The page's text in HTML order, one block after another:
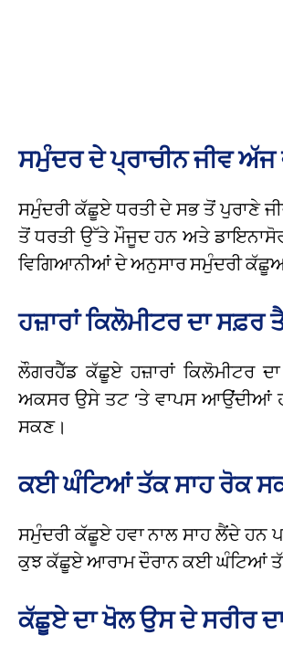
ਸਮੁੰਦਰ ਦੇ ਪ੍ਰਾਚੀਨ ਜੀਵ ਅੱਜ
ਸਮੁੰਦਰੀ ਕੱਛੂਏ ਧਰਤੀ ਦੇ ਸਭ ਤੋਂ ਪੁਰਾਣੇ
ਤੋਂ ਧਰਤੀ ਉੱਤੇ ਮੌਜੂਦ ਹਨ ਅਤੇ
ਵਿਗਿਆਨੀਆਂ ਦੇ ਅਨੁਸਾਰ ਸਮੁੰਦਰੀ
ਹਜ਼ਾਰਾਂ ਕਿਲੋਮੀਟਰ ਦਾ
ਲੌਗਰਹੈੱਡ ਕੱਛੂਏ ਹਜ਼ਾਰਾਂ ਕਿਲੋਮੀਟਰ
ਅਕਸਰ ਉਸੇ ਤਟ ‘ਤੇ ਵਾਪਸ ਆਉਂਦੀਆਂ
ਸਕਣ।
ਕਈ ਘੰਟਿਆਂ ਤੱਕ ਸਾਹ ਰੋਕ
ਸਮੁੰਦਰੀ ਕੱਛੂਏ ਹਵਾ ਨਾਲ ਸਾਹ ਲੈਂਦੇ ਹਨ
ਕੁਝ ਕੱਛੂਏ ਆਰਾਮ ਦੌਰਾਨ ਕਈ ਘੰਟਿਆਂ
ਕੱਛੂਏ ਦਾ ਖੋਲ ਉਸ ਦੇ ਸਰੀਰ